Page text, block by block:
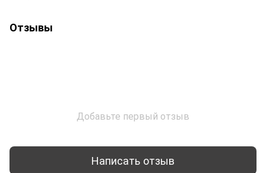
Отзывы
Добавьте первый отзыв
Написать отзыв